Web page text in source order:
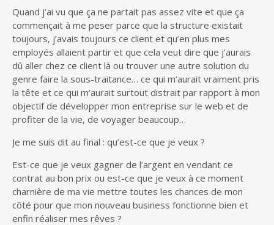
Quand j’ai vu que ça ne partait pas assez vite et que ça
commençait à me peser parce que la structure existait
toujours, j’avais toujours ce client et qu’en plus mes
employés allaient partir et que cela veut dire que j’aurais
dû aller chez ce client là ou trouver une autre solution du
genre faire la sous-traitance… ce qui m’aurait vraiment pris
la tête et ce qui m’aurait surtout distrait par rapport à mon
objectif de développer mon entreprise sur le web et de
profiter de la vie, de voyager beaucoup…
Je me suis dit au final : qu’est-ce que je veux ?
Est-ce que je veux gagner de l’argent en vendant ce
contrat au bon prix ou est-ce que je veux à ce moment
charnière de ma vie mettre toutes les chances de mon
côté pour que mon nouveau business fonctionne bien et
enfin réaliser mes rêves ?